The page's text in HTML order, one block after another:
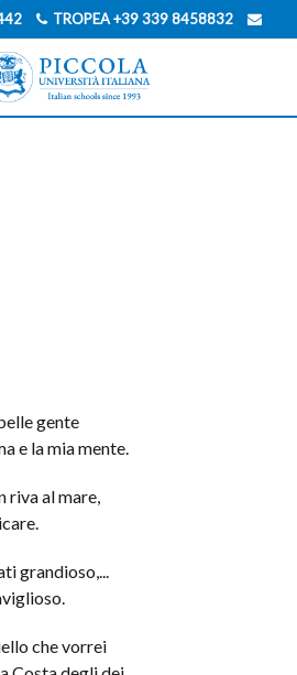
TROPEA+39 339 8458832
GERMAN
gente
e la mia mente.
riva al mare,
grandioso,...
che vorrei